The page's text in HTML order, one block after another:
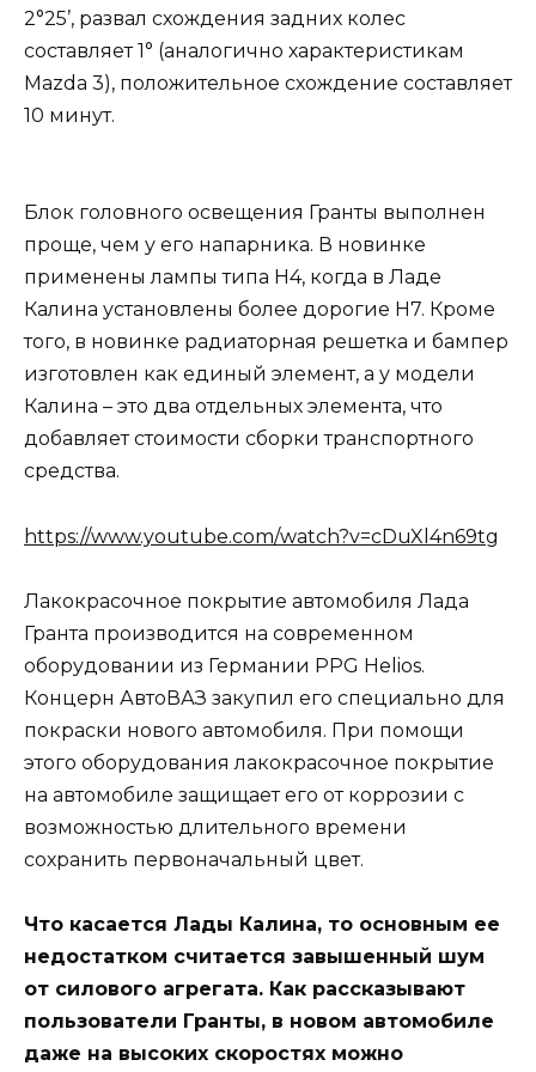
2°25’, развал схождения задних колес
составляет 1° (аналогично характеристикам
Mazda 3), положительное схождение составляет
10 минут.
Блок головного освещения Гранты выполнен
проще, чем у его напарника. В новинке
применены лампы типа Н4, когда в Ладе
Калина установлены более дорогие Н7. Кроме
того, в новинке радиаторная решетка и бампер
изготовлен как единый элемент, а у модели
Калина – это два отдельных элемента, что
добавляет стоимости сборки транспортного
средства.
https://www.youtube.com/watch?v=cDuXl4n69tg
Лакокрасочное покрытие автомобиля Лада
Гранта производится на современном
оборудовании из Германии PPG Helios.
Концерн АвтоВАЗ закупил его специально для
покраски нового автомобиля. При помощи
этого оборудования лакокрасочное покрытие
на автомобиле защищает его от коррозии с
возможностью длительного времени
сохранить первоначальный цвет.
Что касается Лады Калина, то основным ее
недостатком считается завышенный шум
от силового агрегата. Как рассказывают
пользователи Гранты, в новом автомобиле
даже на высоких скоростях можно